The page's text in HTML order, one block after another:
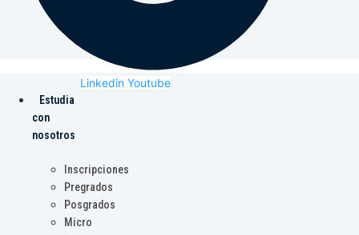
Linkedin Youtube
Estudia
con
nosotros
Inscripciones
Pregrados
Posgrados
Micro